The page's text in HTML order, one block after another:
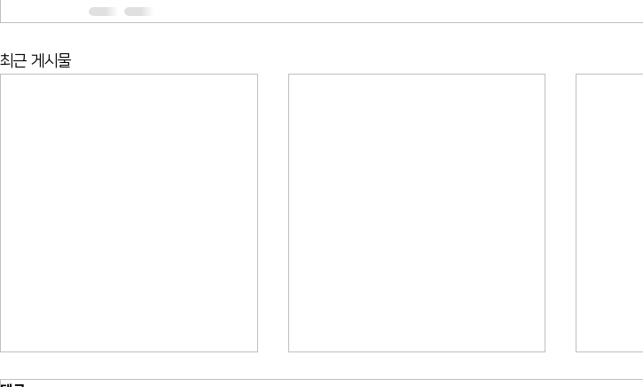
최근 게시물